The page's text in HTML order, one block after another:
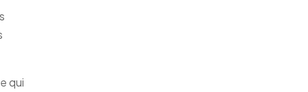
qui